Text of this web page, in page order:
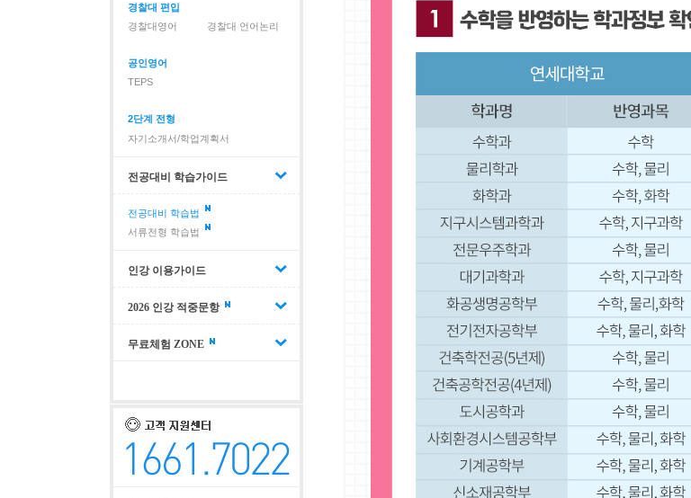
경찰대 편입
경찰대영어
경찰대 언어논리
공인영어
TEPS
2단계 전형
자기소개서/학업계획서
전공대비 학습가이드
전공대비 학습법
서류전형 학습법
인강 이용가이드
2026 인강 적중문항
무료체험 ZONE